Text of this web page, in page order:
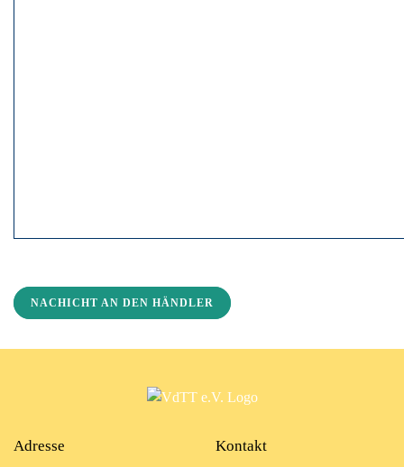
NACHICHT AN DEN HÄNDLER
Adresse Kontakt